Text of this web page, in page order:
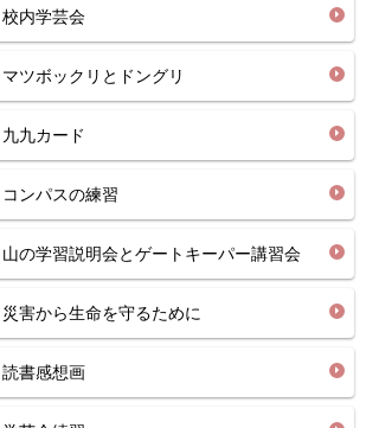
内学芸会
ツボックリとドングリ
九カード
ンパスの練習
の学習説明会とゲートキーパー講習会
害から生命を守るために
書感想画